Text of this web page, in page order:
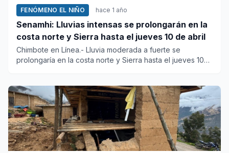
FENÓMENO EL NIÑO hace 1 año
Senamhi: Lluvias intensas se prolongarán en la
costa norte y Sierra hasta el jueves 10 de abril
Chimbote en Línea.- Lluvia moderada a fuerte se
prolongaría en la costa norte y Sierra hasta el jueves 10